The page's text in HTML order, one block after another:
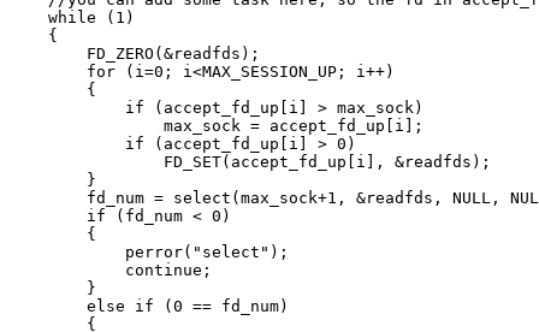
    while (1)
    {
        FD_ZERO(&readfds);
        for (i=0; i<MAX_SESSION_UP; i++)
        {
            if (accept_fd_up[i] > max_sock)
                max_sock = accept_fd_up[i];
            if (accept_fd_up[i] > 0)
                FD_SET(accept_fd_up[i], &readfds);
        }
fd_num = select(max_sock+1, &readfds, NULL,
        if (fd_num < 0)
        {
            perror("select");
            continue;
        }
        else if (0 == fd_num)
        {